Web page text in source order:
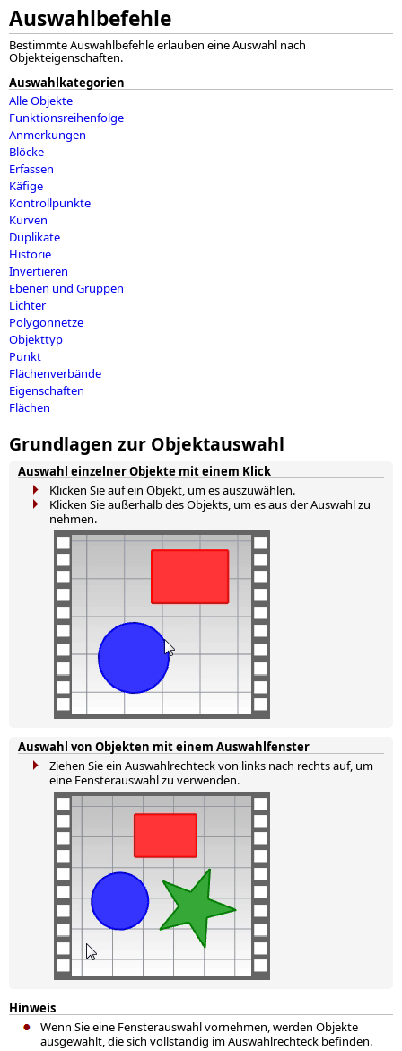
Auswahlbefehle
Bestimmte Auswahlbefehle erlauben eine Auswahl nach
Objekteigenschaften.
Auswahlkategorien
Alle Objekte
Funktionsreihenfolge
Anmerkungen
Blöcke
Erfassen
Käfige
Kontrollpunkte
Kurven
Duplikate
Historie
Invertieren
Ebenen und Gruppen
Lichter
Polygonnetze
Objekttyp
Punkt
Flächenverbände
Eigenschaften
Flächen
Grundlagen zur Objektauswahl
Auswahl einzelner Objekte mit einem Klick
Klicken Sie auf ein Objekt, um es auszuwählen.
Klicken Sie außerhalb des Objekts, um es aus der Auswahl zu
nehmen.
Auswahl von Objekten mit einem Auswahlfenster
Ziehen Sie ein Auswahlrechteck von links nach rechts auf, um
eine Fensterauswahl zu verwenden.
Hinweis
Wenn Sie eine Fensterauswahl vornehmen, werden Objekte
ausgewählt, die sich vollständig im Auswahlrechteck befinden.